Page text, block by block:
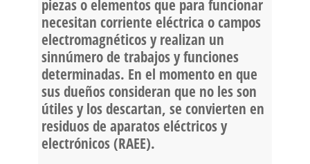
piezas o elementos que para funcionar
necesitan corriente eléctrica o campos
electromagnéticos y realizan un
sinnúmero de trabajos y funciones
determinadas. En el momento en que
sus dueños consideran que no les son
útiles y los descartan, se convierten en
residuos de aparatos eléctricos y
electrónicos (RAEE).